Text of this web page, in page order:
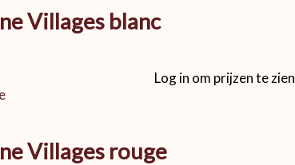
Villages blanc
Log in om prijzen te zien
Villages rouge